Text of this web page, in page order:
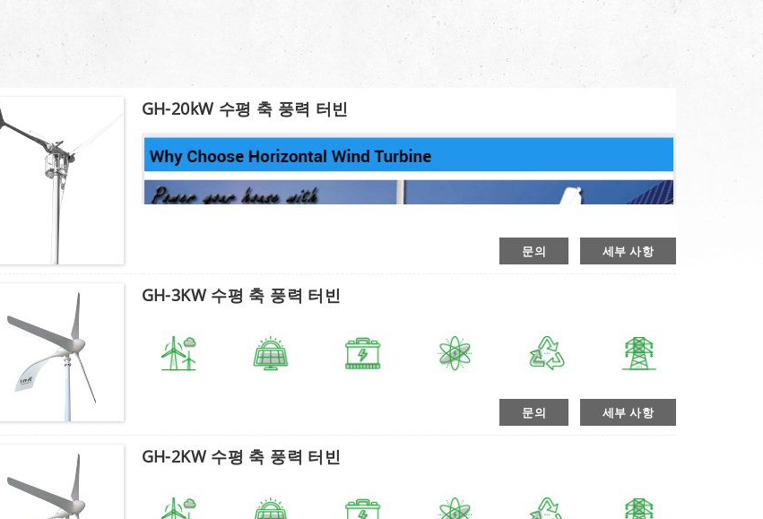
GH-20kW 수평 축 풍력 터빈
문의 세부 사항
GH-3KW 수평 축 풍력 터빈
문의 세부 사항
GH-2KW 수평 축 풍력 터빈